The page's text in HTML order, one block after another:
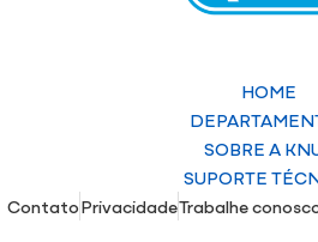
HOME
SOBRE A
SUPORTE
ContatoPrivacidadeTrabalhe